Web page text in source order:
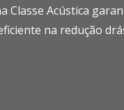
Classe Acústica
na redução